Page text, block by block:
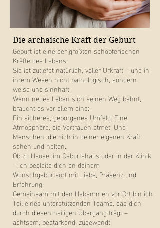
Die archaische Kraft der Geburt
Geburt ist eine der größten schöpferischen
Kräfte des Lebens.
Sie ist zutiefst natürlich, voller Urkraft – und in
ihrem Wesen nicht pathologisch, sondern
weise und sinnhaft.
Wenn neues Leben sich seinen Weg bahnt,
braucht es vor allem eins:
Ein sicheres, geborgenes Umfeld. Eine
Atmosphäre, die Vertrauen atmet. Und
Menschen, die dich in deiner eigenen Kraft
sehen und halten.
Ob zu Hause, im Geburtshaus oder in der Klinik
– ich begleite dich an deinem
Wunschgeburtsort mit Liebe, Präsenz und
Erfahrung.
Gemeinsam mit den Hebammen vor Ort bin ich
Teil eines unterstützenden Teams, das dich
durch diesen heiligen Übergang trägt –
achtsam, bestärkend, zugewandt.